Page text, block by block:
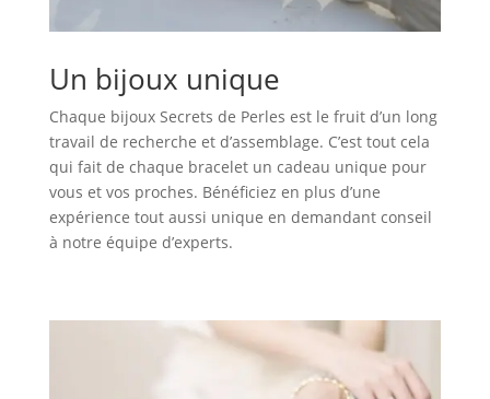
Un bijoux unique
Chaque bijoux Secrets de Perles est le fruit d’un long
travail de recherche et d’assemblage. C’est tout cela
qui fait de chaque bracelet un cadeau unique pour
vous et vos proches. Bénéficiez en plus d’une
expérience tout aussi unique en demandant conseil
à notre équipe d’experts.